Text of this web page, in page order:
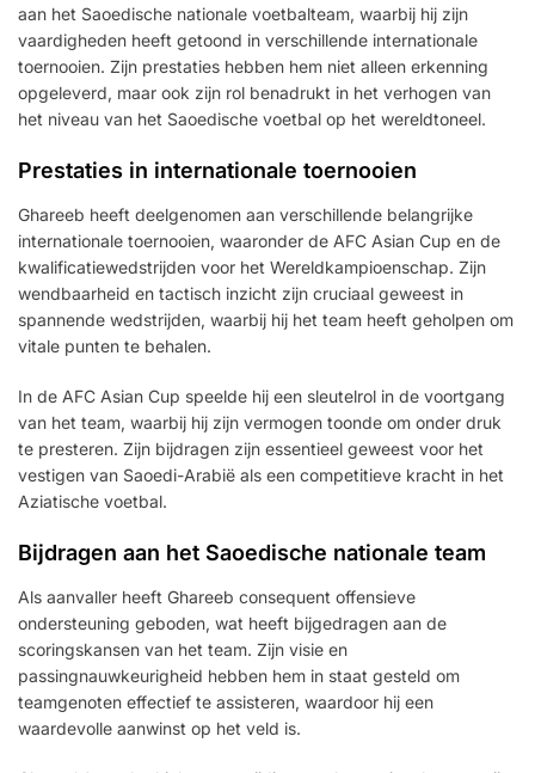
aan het Saoedische nationale voetbalteam, waarbij hij zijn
vaardigheden heeft getoond in verschillende internationale
toernooien. Zijn prestaties hebben hem niet alleen erkenning
opgeleverd, maar ook zijn rol benadrukt in het verhogen van
het niveau van het Saoedische voetbal op het wereldtoneel.
Prestaties in internationale toernooien
Ghareeb heeft deelgenomen aan verschillende belangrijke
internationale toernooien, waaronder de AFC Asian Cup en de
kwalificatiewedstrijden voor het Wereldkampioenschap. Zijn
wendbaarheid en tactisch inzicht zijn cruciaal geweest in
spannende wedstrijden, waarbij hij het team heeft geholpen om
vitale punten te behalen.
In de AFC Asian Cup speelde hij een sleutelrol in de voortgang
van het team, waarbij hij zijn vermogen toonde om onder druk
te presteren. Zijn bijdragen zijn essentieel geweest voor het
vestigen van Saoedi-Arabië als een competitieve kracht in het
Aziatische voetbal.
Bijdragen aan het Saoedische nationale team
Als aanvaller heeft Ghareeb consequent offensieve
ondersteuning geboden, wat heeft bijgedragen aan de
scoringskansen van het team. Zijn visie en
passingnauwkeurigheid hebben hem in staat gesteld om
teamgenoten effectief te assisteren, waardoor hij een
waardevolle aanwinst op het veld is.